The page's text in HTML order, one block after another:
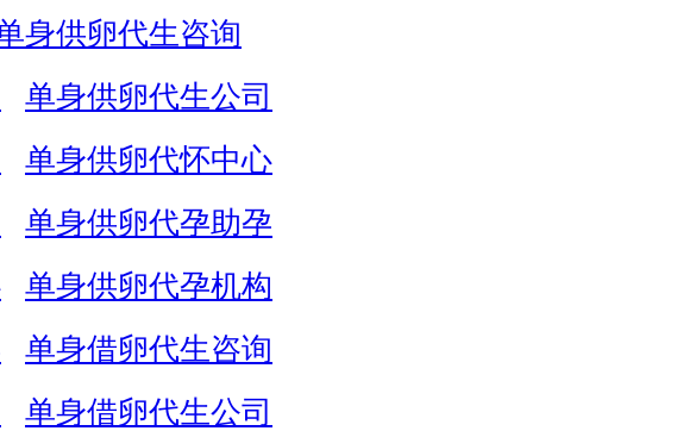
身供卵代生咨询
单身供卵代生公司
单身供卵代怀中心
单身供卵代孕助孕
单身供卵代孕机构
单身借卵代生咨询
单身借卵代生公司